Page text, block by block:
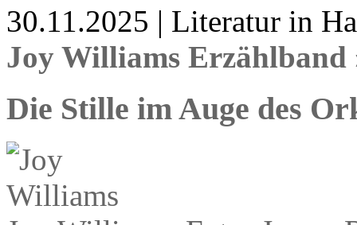
30.11.2025 | Literatur in
Joy Williams Erzählband
Die Stille im Auge des